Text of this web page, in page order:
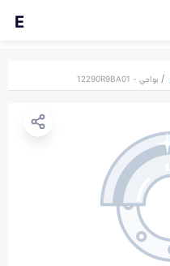
E
بواجي - 12290R9BA01